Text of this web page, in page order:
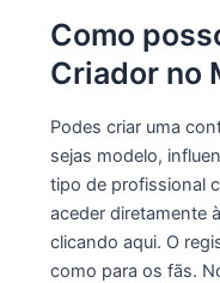
Como
Criador no
Podes criar uma
sejas modelo,
tipo de profissional
aceder diretamente
clicando aqui. O
como para os fãs.